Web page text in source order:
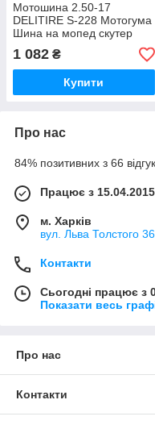
Мотошина 2.50-17
DELITIRE S-228 Мотогума
Шина на мопед скутер
1 082 ₴
Купити
Про нас
84% позитивних з 66
Працює з 15.04.2015
м. Харків
вул. Льва Толстого
Контакти
Сьогодні працює з
Показати весь
Про нас
Контакти